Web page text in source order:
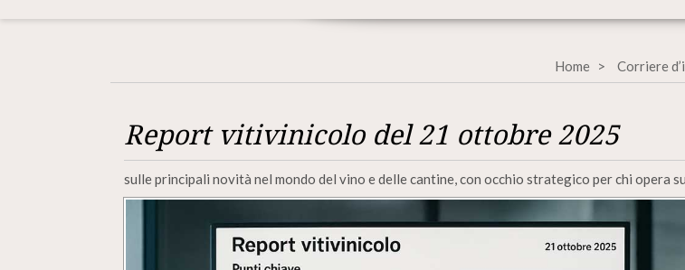
Home Corriere
Report vitivinicolo del 21 ottobre 2025
sulle principali novità nel mondo del vino e delle cantine, con occhio strategico per chi opera